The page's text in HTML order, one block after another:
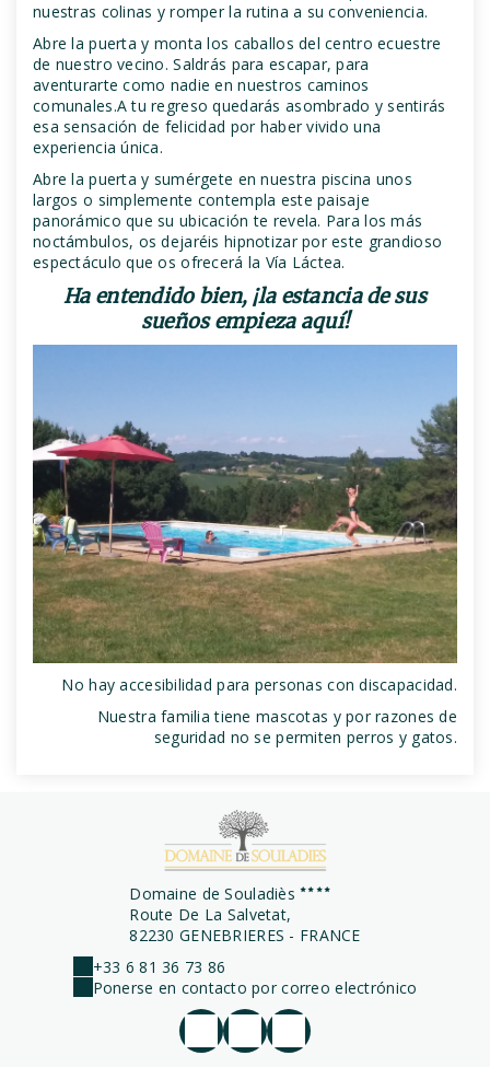
nuestras colinas y romper la rutina a su conveniencia.
Abre la puerta y monta los caballos del centro ecuestre
de nuestro vecino. Saldrás para escapar, para
aventurarte como nadie en nuestros caminos
comunales.A tu regreso quedarás asombrado y sentirás
esa sensación de felicidad por haber vivido una
experiencia única.
Abre la puerta y sumérgete en nuestra piscina unos
largos o simplemente contempla este paisaje
panorámico que su ubicación te revela. Para los más
noctámbulos, os dejaréis hipnotizar por este grandioso
espectáculo que os ofrecerá la Vía Láctea.
Ha entendido bien, ¡la estancia de sus
sueños empieza aquí!
No hay accesibilidad para personas con discapacidad.
Nuestra familia tiene mascotas y por razones de
seguridad no se permiten perros y gatos.
Domaine de Souladiès
Route De La Salvetat,
82230 GENEBRIERES - FRANCE
+33 6 81 36 73 86
Ponerse en contacto por correo electrónico